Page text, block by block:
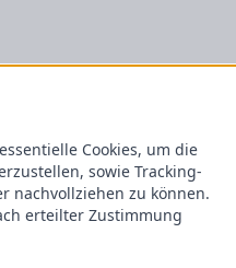
Cookies, um die
sowie Tracking-
nachvollziehen zu können.
erteilter Zustimmung